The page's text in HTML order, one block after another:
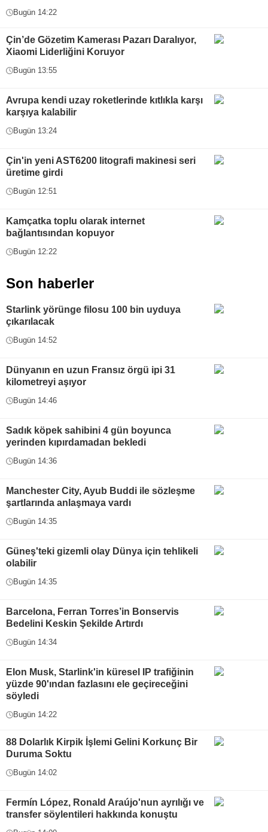
Bugün 14:22
Çin’de Gözetim Kamerası Pazarı Daralıyor,
Xiaomi Liderliğini Koruyor
Bugün 13:55
Avrupa kendi uzay roketlerinde kıtlıkla karşı
karşıya kalabilir
Bugün 13:24
Çin'in yeni AST6200 litografi makinesi seri
üretime girdi
Bugün 12:51
Kamçatka toplu olarak internet
bağlantısından kopuyor
Bugün 12:22
Son haberler
Starlink yörünge filosu 100 bin uyduya
çıkarılacak
Bugün 14:52
Dünyanın en uzun Fransız örgü ipi 31
kilometreyi aşıyor
Bugün 14:46
Sadık köpek sahibini 4 gün boyunca
yerinden kıpırdamadan bekledi
Bugün 14:36
Manchester City, Ayub Buddi ile sözleşme
şartlarında anlaşmaya vardı
Bugün 14:35
Güneş'teki gizemli olay Dünya için tehlikeli
olabilir
Bugün 14:35
Barcelona, Ferran Torres’in Bonservis
Bedelini Keskin Şekilde Artırdı
Bugün 14:34
Elon Musk, Starlink'in küresel IP trafiğinin
yüzde 90'ından fazlasını ele geçireceğini
söyledi
Bugün 14:22
88 Dolarlık Kirpik İşlemi Gelini Korkunç Bir
Duruma Soktu
Bugün 14:02
Fermín López, Ronald Araújo'nun ayrılığı ve
transfer söylentileri hakkında konuştu